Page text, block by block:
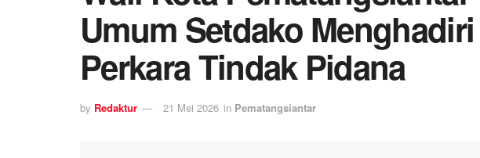
Umum Setdako
Perkara Tindak Pidana
by Redaktur 21 Mei 2026 in Pematangsiantar